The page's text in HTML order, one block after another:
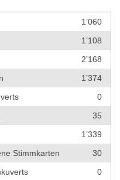
1’060
1’108
2’168
1’374
0
35
1’339
Stimmkarten
30
0